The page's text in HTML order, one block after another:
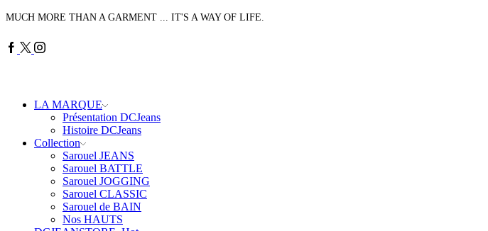
MUCH MORE THAN A GARMENT ... IT'S A WAY OF LIFE.
Facebook
TwitterInstagram
LA MARQUE
Présentation DCJeans
Histoire DCJeans
Collection
Sarouel JEANS
Sarouel BATTLE
Sarouel JOGGING
Sarouel CLASSIC
Sarouel de BAIN
Nos HAUTS